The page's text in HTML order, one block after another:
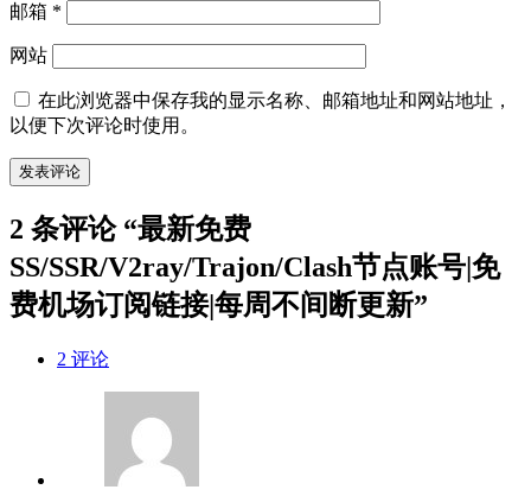
邮箱 *
网站
在此浏览器中保存我的显示名称、邮箱地址和网站地址，
以便下次评论时使用。
2 条评论 “最新免费
SS/SSR/V2ray/Trajon/Clash节点账号|免
费机场订阅链接|每周不间断更新”
2 评论